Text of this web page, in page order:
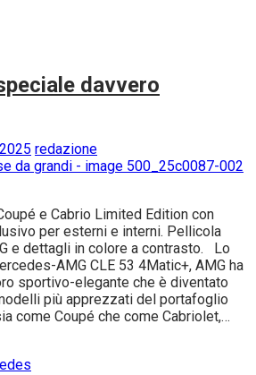
davvero
redazione
e Cabrio Limited Edition con
per esterni e interni. Pellicola
e dettagli in colore a contrasto. Lo
AMG CLE 53 4Matic+, AMG ha
sportivo-elegante che è diventato
più apprezzati del portafoglio
come Coupé che come Cabriolet,…